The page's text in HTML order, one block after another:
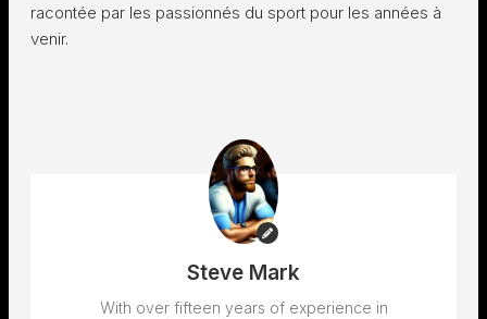
racontée par les passionnés du sport pour les années à
venir.
Steve Mark
With over fifteen years of experience in